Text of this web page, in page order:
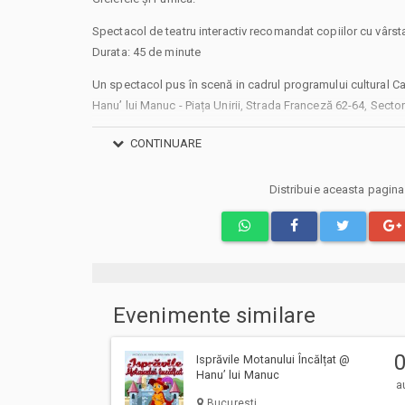
Spectacol de teatru interactiv recomandat copiilor cu
Durata: 45 de minute
Un spectacol pus în scenă in cadrul programului cultural
Hanu’ lui Manuc - Piața Unirii, Strada Franceză 62-64,
Powered by Teatru la Cinema
Pentru copiii cu vârsta de peste 1 an se achită bilet. Se
Va aducem la cunostinta ca pe langa preturile biletelor
si costuri aditionale ce trebuie suportate de dvs.,
emitere bilet, comisioane, cost de livrare (in cazul in care
biletului/abonamentului); cost Asigurare En Garde (in
unei asigurari de bilete), costuri identificate separat in pasii
CONTINUARE
Distribuie aceasta
Evenimente similare
Isprăvile Motanului Încălțat @
Hanu’ lui Manuc